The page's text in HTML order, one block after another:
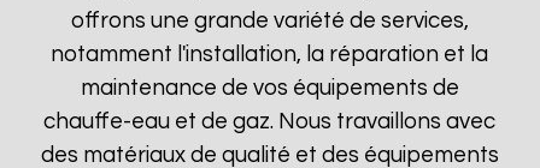
offrons une grande variété de services,
notamment l'installation, la réparation et la
maintenance de vos équipements de
chauffe-eau et de gaz. Nous travaillons avec
des matériaux de qualité et des équipements